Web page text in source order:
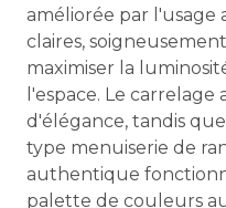
améliorée par l'usage
claires,
maximiser la
l'espace. Le
d'élégance, tandis
type menuiserie de
authentique
palette de couleurs